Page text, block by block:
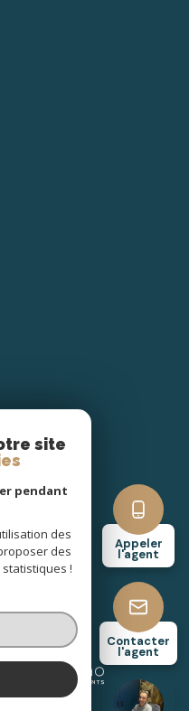
Clara Blanc
Appeler
l'agent
Contacter
l'agent
site
pendant
des
des
!